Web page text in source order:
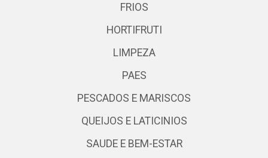
FRIOS
HORTIFRUTI
LIMPEZA
PAES
PESCADOS E MARISCOS
QUEIJOS E LATICINIOS
SAUDE E BEM-ESTAR